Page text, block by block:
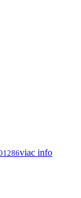
viac info